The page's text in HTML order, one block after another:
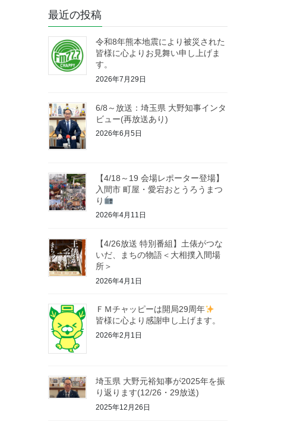
最近の投稿
令和8年熊本地震により被災された
皆様に心よりお見舞い申し上げま
す。
2026年7月29日
6/8～放送：埼玉県 大野知事インタ
ビュー(再放送あり)
2026年6月5日
【4/18～19 会場レポーター登場】
入間市 町屋・愛宕おとうろうまつ
り
2026年4月11日
【4/26放送 特別番組】土俵がつな
いだ、まちの物語＜大相撲入間場
所＞
2026年4月1日
ＦＭチャッピーは開局29周年
皆様に心より感謝申し上げます。
2026年2月1日
埼玉県 大野元裕知事が2025年を振
り返ります(12/26・29放送)
2025年12月26日